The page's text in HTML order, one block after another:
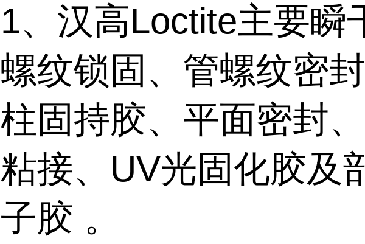
1、汉高Loctite主要瞬
螺纹锁固、管螺纹密
柱固持胶、平面密封
粘接、UV光固化胶及
子胶 。